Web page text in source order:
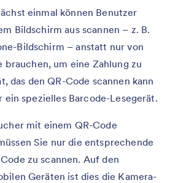
einmal können Benutzer
Bildschirm aus scannen – z. B.
Bildschirm – anstatt nur von
brauchen, um eine Zahlung zu
das den QR-Code scannen kann
ein spezielles Barcode-Lesegerät.
mit einem QR-Code
Sie nur die entsprechende
zu scannen. Auf den
Geräten ist dies die Kamera-